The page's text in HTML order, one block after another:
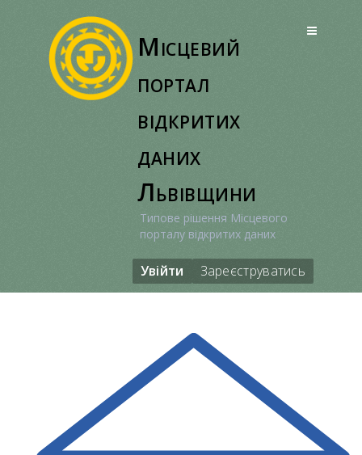
Місцевий
портал
відкритих
даних
Львівщини
Типове рішення Місцевого
порталу відкритих даних
Увійти Зареєструватись